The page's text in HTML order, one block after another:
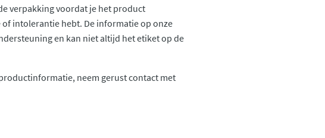
verpakking voordat je het product
intolerantie hebt. De informatie op onze
en kan niet altijd het etiket op de
neem gerust contact met